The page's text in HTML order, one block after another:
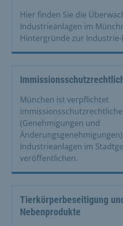
Hier finden Sie die
Industrieanlagen im
Hintergründe zur Industrie-
München ist verpflichtet
(Genehmigungen und
Industrieanlagen im
veröffentlichen.
Tierkörperbeseitigung
Nebenprodukte